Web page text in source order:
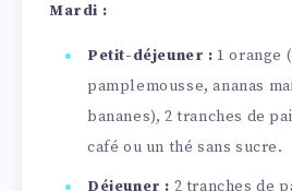
Mardi :
Petit-déjeuner : 1 orange
pamplemousse, ananas
bananes), 2 tranches de
café ou un thé sans sucre.
Déjeuner : 2 tranches de